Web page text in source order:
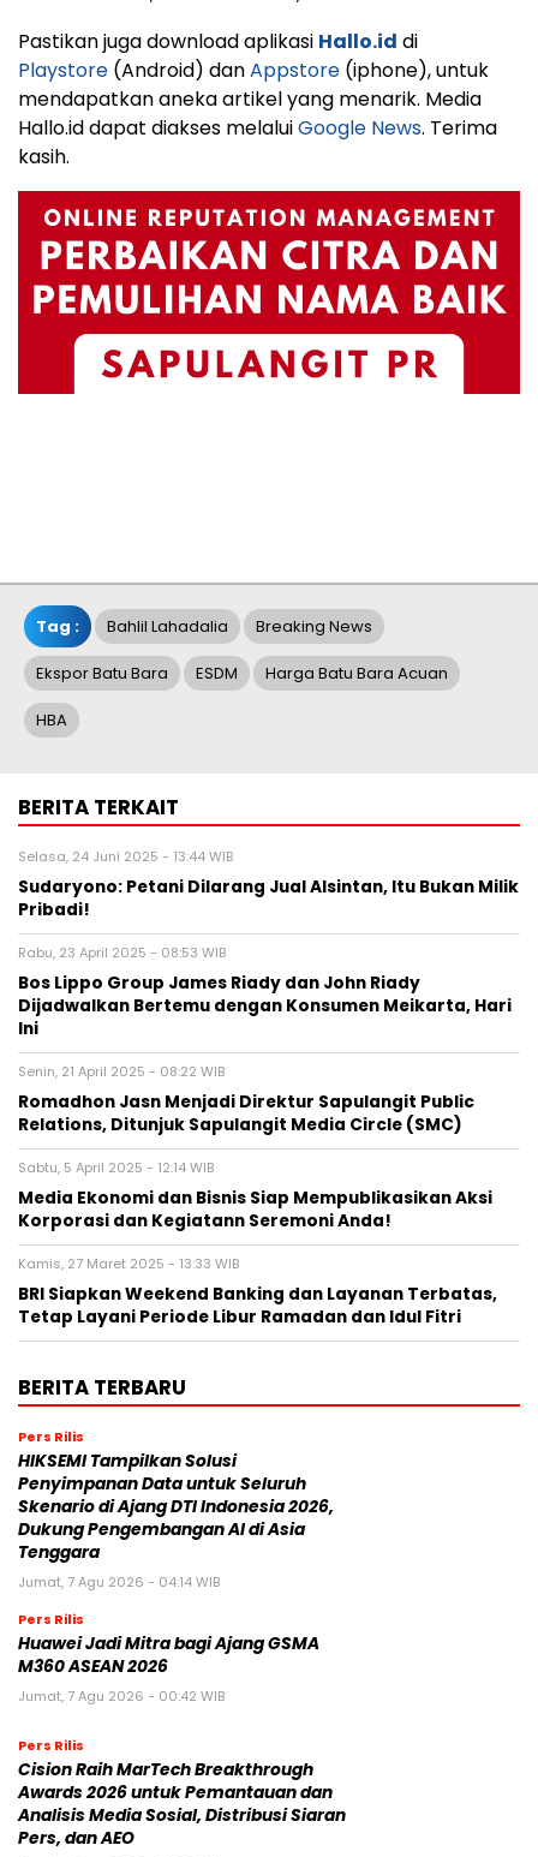
Pastikan juga download aplikasi Hallo.id di
Playstore (Android) danAppstore (iphone), untuk
mendapatkan aneka artikel yang menarik. Media
Hallo.id dapat diakses melaluiGoogle News. Terima
kasih.
Tag : Bahlil Lahadalia Breaking News
Ekspor Batu Bara ESDM Harga Batu Bara Acuan
HBA
BERITA TERKAIT
Selasa, 24 Juni 2025 - 13:44 WIB
Sudaryono: Petani Dilarang Jual Alsintan, Itu Bukan Milik
Pribadi!
Rabu, 23 April 2025 - 08:53 WIB
Bos Lippo Group James Riady dan John Riady
Dijadwalkan Bertemu dengan Konsumen Meikarta, Hari
Ini
Senin, 21 April 2025 - 08:22 WIB
Romadhon Jasn Menjadi Direktur Sapulangit Public
Relations, Ditunjuk Sapulangit Media Circle (SMC)
Sabtu, 5 April 2025 - 12:14 WIB
Media Ekonomi dan Bisnis Siap Mempublikasikan Aksi
Korporasi dan Kegiatann Seremoni Anda!
Kamis, 27 Maret 2025 - 13:33 WIB
BRI Siapkan Weekend Banking dan Layanan Terbatas,
Tetap Layani Periode Libur Ramadan dan Idul Fitri
BERITA TERBARU
Pers Rilis
HIKSEMI Tampilkan Solusi
Penyimpanan Data untuk Seluruh
Skenario di Ajang DTI Indonesia 2026,
Dukung Pengembangan AI di Asia
Tenggara
Jumat, 7 Agu 2026 - 04:14 WIB
Pers Rilis
Huawei Jadi Mitra bagi Ajang GSMA
M360 ASEAN 2026
Jumat, 7 Agu 2026 - 00:42 WIB
Pers Rilis
Cision Raih MarTech Breakthrough
Awards 2026 untuk Pemantauan dan
Analisis Media Sosial, Distribusi Siaran
Pers, dan AEO